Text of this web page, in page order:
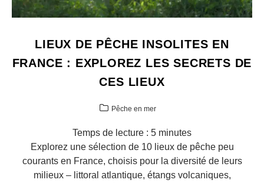
LIEUX DE PÊCHE INSOLITES EN
FRANCE : EXPLOREZ LES SECRETS DE
CES LIEUX
Pêche en mer
Temps de lecture : 5 minutes
Explorez une sélection de 10 lieux de pêche peu
courants en France, choisis pour la diversité de leurs
milieux – littoral atlantique, étangs volcaniques,